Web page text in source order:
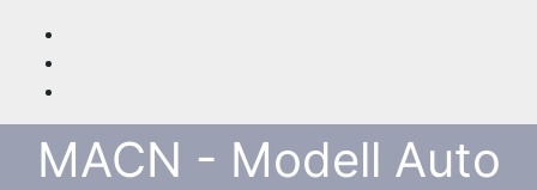
Inhalt
springen
MACN - Modell Auto